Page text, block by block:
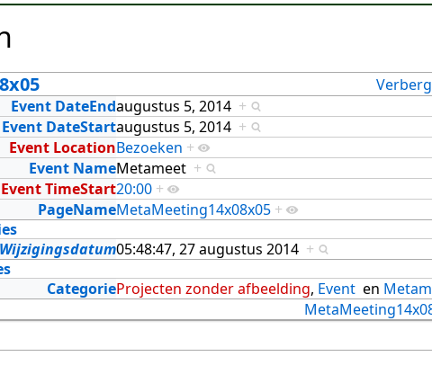
Event DateEndaugustus 5, 2014 +
Event DateStartaugustus 5, 2014 +
Event LocationBezoeken +
Event NameMetameet +
Event TimeStart20:00 +
PageNameMetaMeeting14x08x05 +
Wijzigingsdatum05:48:47, 27 augustus 2014 +
CategorieProjecten zonder afbeelding, Event en